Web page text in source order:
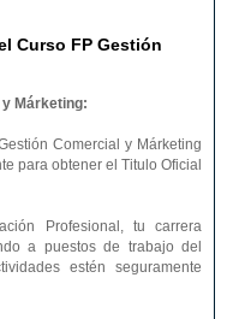
Curso FP Gestión
Márketing:
Comercial y Márketing
para obtener el Titulo Oficial
Profesional, tu carrera
a puestos de trabajo del
estén seguramente